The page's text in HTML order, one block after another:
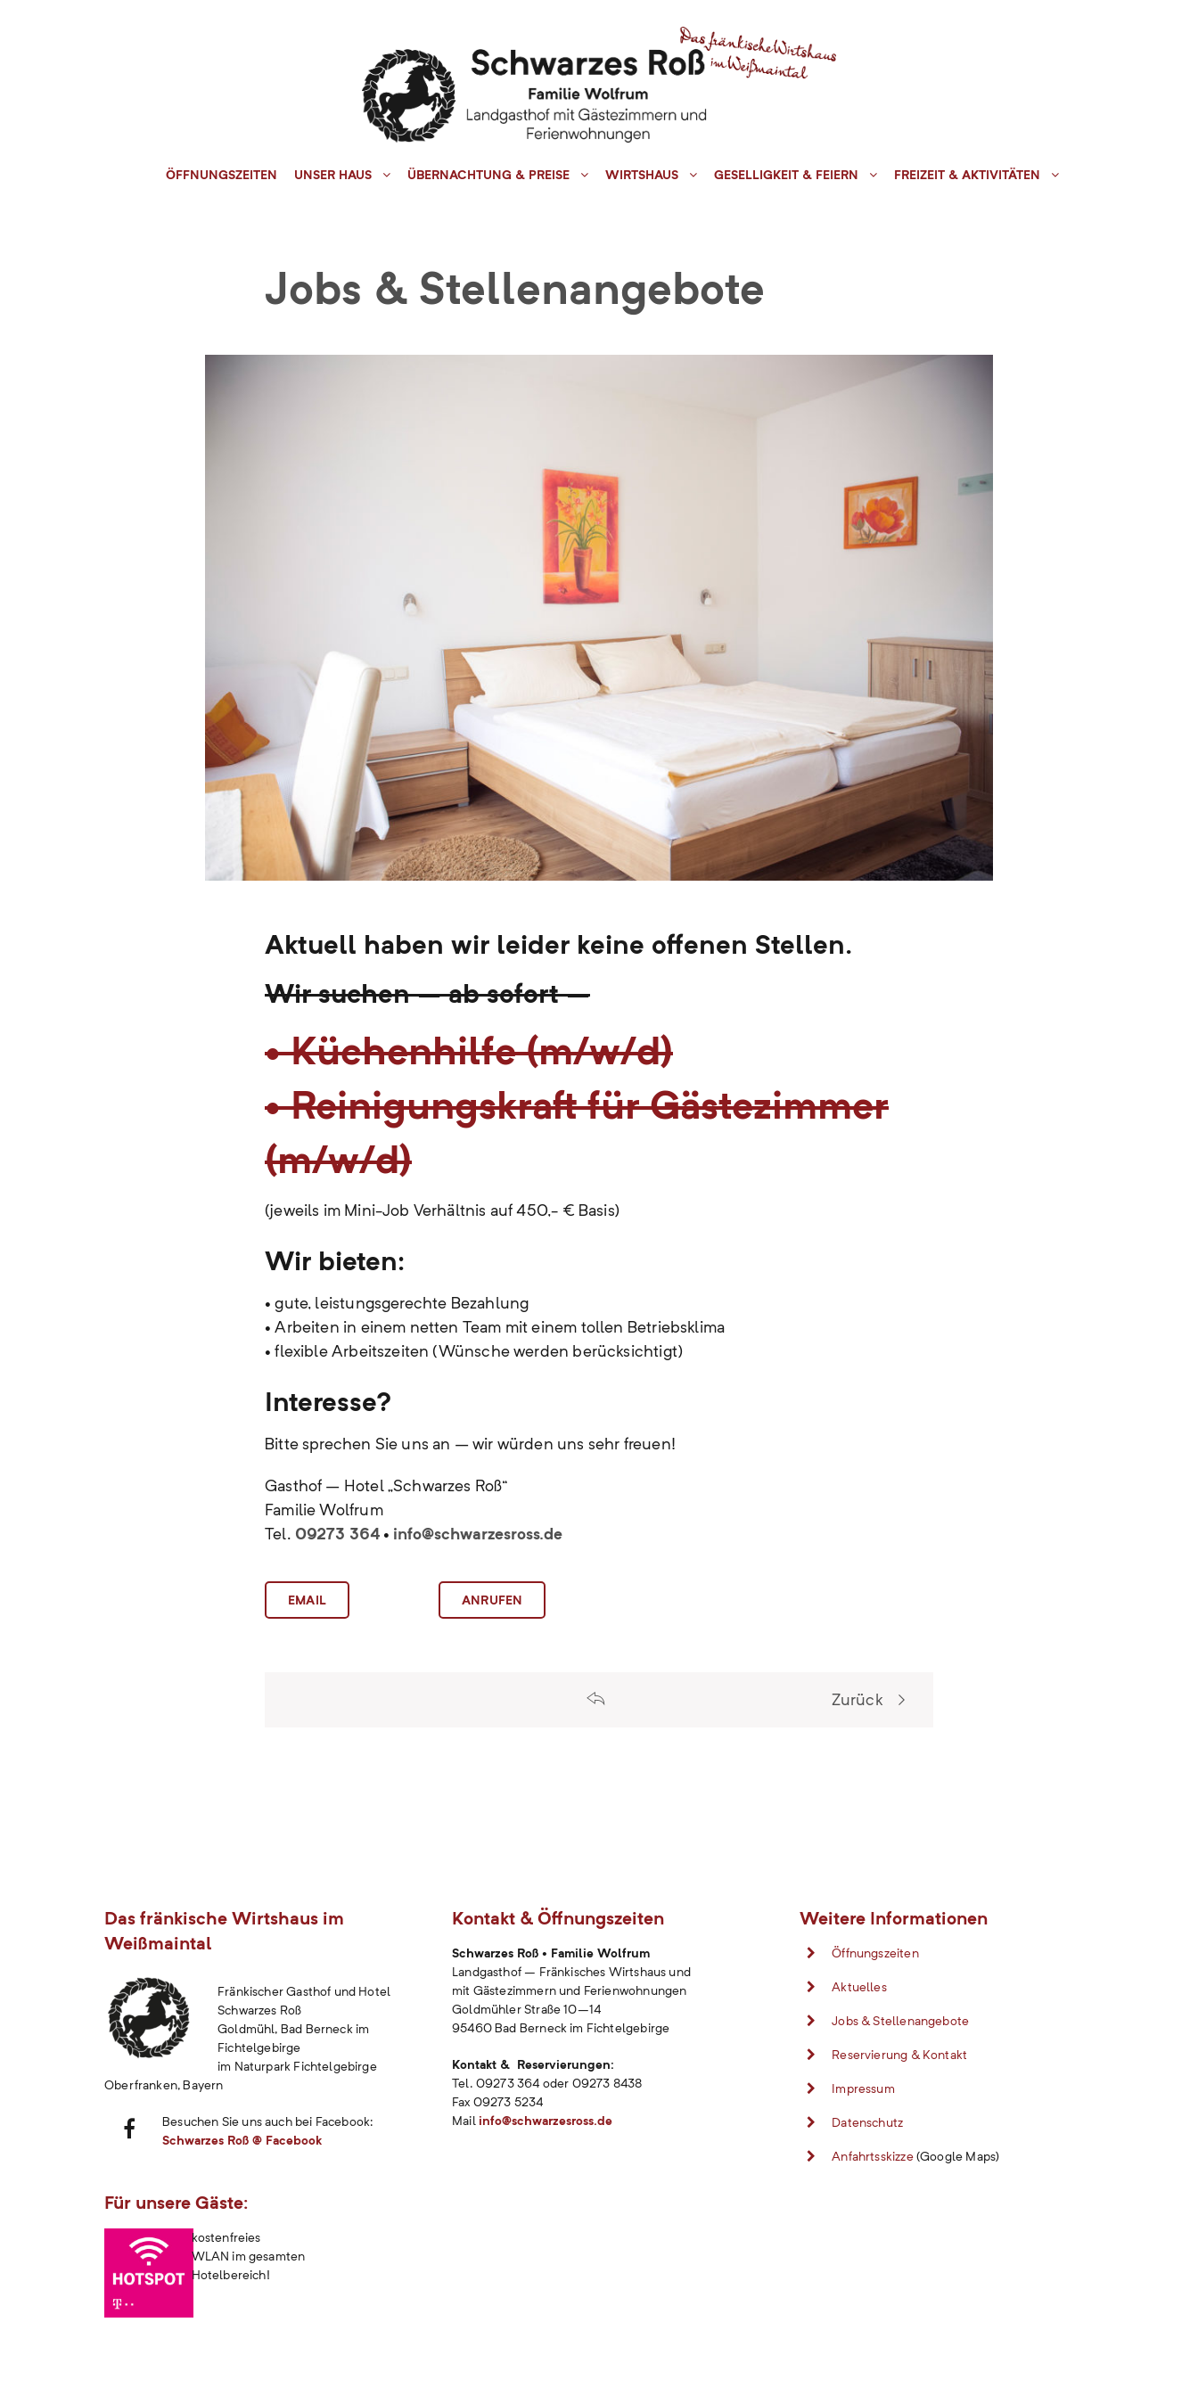
ÖFFNUNGSZEITEN UNSER HAUS ÜBERNACHTUNG & PREISE WIRTSHAUS GESELLIGKEIT & FEIERN FREIZEIT & AKTIVITÄTEN
Jobs & Stellenangebote
Aktuell haben wir leider keine offenen Stellen.
Wir suchen – ab sofort –
• Küchenhilfe (m/w/d)
• Reinigungskraft für Gästezimmer
(m/w/d)
(jeweils im Mini-Job Verhältnis auf 450,- € Basis)
Wir bieten:
• gute, leistungsgerechte Bezahlung
• Arbeiten in einem netten Team mit einem tollen Betriebsklima
• flexible Arbeitszeiten (Wünsche werden berücksichtigt)
Interesse?
Bitte sprechen Sie uns an – wir würden uns sehr freuen!
Gasthof – Hotel „Schwarzes Roß“
Familie Wolfrum
Tel. 09273 364• info@schwarzesross.de
EMAIL ANRUFEN
Zurück
Das fränkische Wirtshaus im
Weißmaintal
Fränkischer Gasthof und Hotel
Schwarzes Roß
Goldmühl, Bad Berneck im
Fichtelgebirge
im Naturpark Fichtelgebirge
Oberfranken, Bayern
Besuchen Sie uns auch bei Facebook:
Schwarzes Roß @ Facebook
Für unsere Gäste:
kostenfreies
WLAN im gesamten
Hotelbereich!
Kontakt & Öffnungszeiten
Schwarzes Roß • Familie Wolfrum
Landgasthof – Fränkisches Wirtshaus und
mit Gästezimmern und Ferienwohnungen
Goldmühler Straße 10–14
95460 Bad Berneck im Fichtelgebirge
Kontakt & Reservierungen:
Tel. 09273 364 oder 09273 8438
Fax 09273 5234
Mail info@schwarzesross.de
Weitere Informationen
Öffnungszeiten
Aktuelles
Jobs & Stellenangebote
Reservierung & Kontakt
Impressum
Datenschutz
Anfahrtsskizze(Google Maps)